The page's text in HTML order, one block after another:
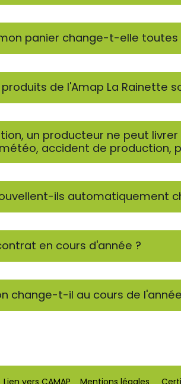
panier change-t-elle toutes
de l'Amap La Rainette
un producteur ne peut
accident de production,
ils automatiquement
en cours d'année ?
change-t-il au cours de
Lien vers CAMAP Mentions légales